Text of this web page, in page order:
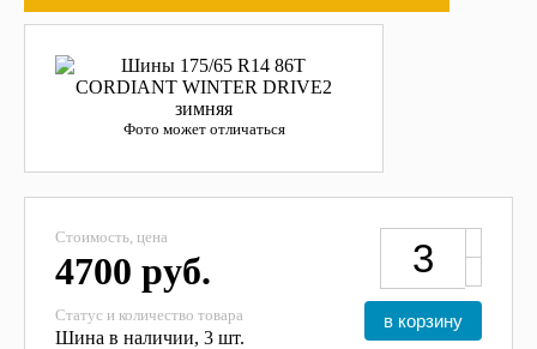
Фото может отличаться
Стоимость, цена
4700 руб.
Статус и количество товара
Шина в наличии, 3 шт.
в корзину